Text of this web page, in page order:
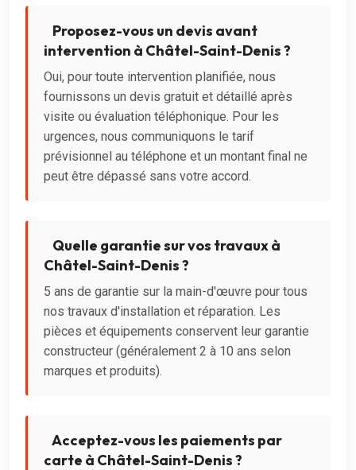
Proposez-vous un devis avant
intervention à Châtel-Saint-Denis ?
Oui, pour toute intervention planifiée, nous
fournissons un devis gratuit et détaillé après
visite ou évaluation téléphonique. Pour les
urgences, nous communiquons le tarif
prévisionnel au téléphone et un montant final ne
peut être dépassé sans votre accord.
Quelle garantie sur vos travaux à
Châtel-Saint-Denis ?
5 ans de garantie sur la main-d'œuvre pour tous
nos travaux d'installation et réparation. Les
pièces et équipements conservent leur garantie
constructeur (généralement 2 à 10 ans selon
marques et produits).
Acceptez-vous les paiements par
carte à Châtel-Saint-Denis ?